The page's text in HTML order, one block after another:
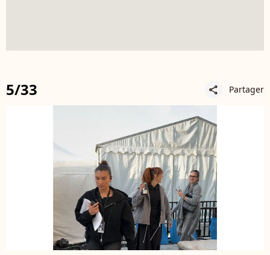
5/33 share Partager